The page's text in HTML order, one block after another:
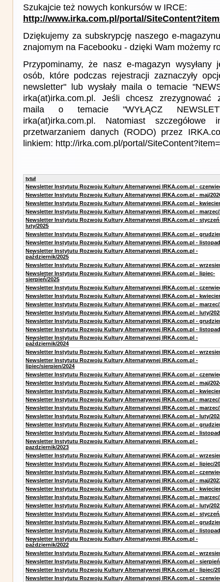
Szukajcie też nowych konkursów w IRCE:
http://www.irka.com.pl/portal/
Dziękujemy za subskrypcję naszego e-
znajomym na Facebooku - dzięki Wam możemy
Przypominamy, że nasz e-magazyn
osób, które podczas rejestracji zaznaczyły
newsletter" lub wysłały maila o temacie
irka(at)irka.com.pl. Jeśli chcesz zrezygnować
maila o temacie "WYŁĄCZ
irka(at)irka.com.pl. Natomiast szczegółowe
przetwarzaniem danych (RODO) przez
linkiem: http://irka.com.pl/portal/
tytuł
Newsletter Instytutu Rozwoju Kultury Alternatywnej IRKA.com.pl -
Newsletter Instytutu Rozwoju Kultury Alternatywnej IRKA.com.pl - maj/
Newsletter Instytutu Rozwoju Kultury Alternatywnej IRKA.com.pl -
Newsletter Instytutu Rozwoju Kultury Alternatywnej IRKA.com.pl - marzec/
Newsletter Instytutu Rozwoju Kultury Alternatywnej IRKA.com.pl -
luty/2025
Newsletter Instytutu Rozwoju Kultury Alternatywnej IRKA.com.pl -
Newsletter Instytutu Rozwoju Kultury Alternatywnej IRKA.com.pl -
Newsletter Instytutu Rozwoju Kultury Alternatywnej IRKA.com.pl -
październik/2025
Newsletter Instytutu Rozwoju Kultury Alternatywnej IRKA.com.pl -
Newsletter Instytutu Rozwoju Kultury Alternatywnej IRKA.com.pl - lipiec-
sierpień/2025
Newsletter Instytutu Rozwoju Kultury Alternatywnej IRKA.com.pl -
Newsletter Instytutu Rozwoju Kultury Alternatywnej IRKA.com.pl -
Newsletter Instytutu Rozwoju Kultury Alternatywnej IRKA.com.pl - marzec/
Newsletter Instytutu Rozwoju Kultury Alternatywnej IRKA.com.pl - luty/
Newsletter Instytutu Rozwoju Kultury Alternatywnej IRKA.com.pl -
Newsletter Instytutu Rozwoju Kultury Alternatywnej IRKA.com.pl -
Newsletter Instytutu Rozwoju Kultury Alternatywnej IRKA.com.pl -
październik/2024
Newsletter Instytutu Rozwoju Kultury Alternatywnej IRKA.com.pl -
Newsletter Instytutu Rozwoju Kultury Alternatywnej IRKA.com.pl -
lipiec/sierpien/2024
Newsletter Instytutu Rozwoju Kultury Alternatywnej IRKA.com.pl -
Newsletter Instytutu Rozwoju Kultury Alternatywnej IRKA.com.pl - maj/
Newsletter Instytutu Rozwoju Kultury Alternatywnej IRKA.com.pl -
Newsletter Instytutu Rozwoju Kultury Alternatywnej IRKA.com.pl - marzec/
Newsletter Instytutu Rozwoju Kultury Alternatywnej IRKA.com.pl - marzec/
Newsletter Instytutu Rozwoju Kultury Alternatywnej IRKA.com.pl - luty/
Newsletter Instytutu Rozwoju Kultury Alternatywnej IRKA.com.pl -
Newsletter Instytutu Rozwoju Kultury Alternatywnej IRKA.com.pl -
Newsletter Instytutu Rozwoju Kultury Alternatywnej IRKA.com.pl -
pazdziernik/2023
Newsletter Instytutu Rozwoju Kultury Alternatywnej IRKA.com.pl -
Newsletter Instytutu Rozwoju Kultury Alternatywnej IRKA.com.pl - lipiec/
Newsletter Instytutu Rozwoju Kultury Alternatywnej IRKA.com.pl -
Newsletter Instytutu Rozwoju Kultury Alternatywnej IRKA.com.pl - maj/
Newsletter Instytutu Rozwoju Kultury Alternatywnej IRKA.com.pl -
Newsletter Instytutu Rozwoju Kultury Alternatywnej IRKA.com.pl - marzec/
Newsletter Instytutu Rozwoju Kultury Alternatywnej IRKA.com.pl - luty/
Newsletter Instytutu Rozwoju Kultury Alternatywnej IRKA.com.pl -
Newsletter Instytutu Rozwoju Kultury Alternatywnej IRKA.com.pl -
Newsletter Instytutu Rozwoju Kultury Alternatywnej IRKA.com.pl -
Newsletter Instytutu Rozwoju Kultury Alternatywnej IRKA.com.pl -
październik/2022
Newsletter Instytutu Rozwoju Kultury Alternatywnej IRKA.com.pl -
Newsletter Instytutu Rozwoju Kultury Alternatywnej IRKA.com.pl -
Newsletter Instytutu Rozwoju Kultury Alternatywnej IRKA.com.pl - lipiec/
Newsletter Instytutu Rozwoju Kultury Alternatywnej IRKA.com.pl -